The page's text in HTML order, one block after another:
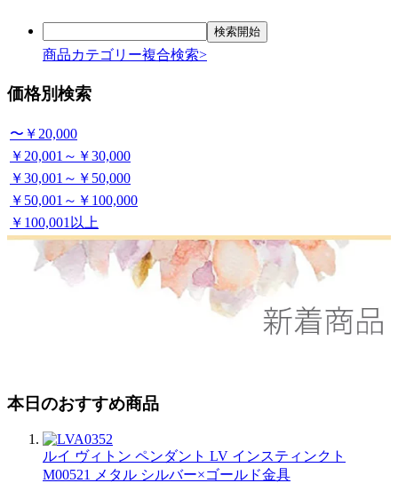
商品カテゴリー複合検索>
価格別検索
〜￥20,000
￥20,001～￥30,000
￥30,001～￥50,000
￥50,001～￥100,000
￥100,001以上
本日のおすすめ商品
ルイ ヴィトン ペンダント LV インスティンクト
M00521 メタル シルバー×ゴールド金具